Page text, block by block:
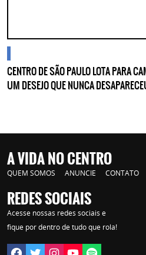
CENTRO DE SÃO PAULO LOTA PARA
UM DESEJO QUE NUNCA
A VIDA NO CENTRO
QUEM SOMOS ANUNCIE CONTATO
REDES SOCIAIS
Acesse nossas redes sociais e
fique por dentro de tudo que rola!